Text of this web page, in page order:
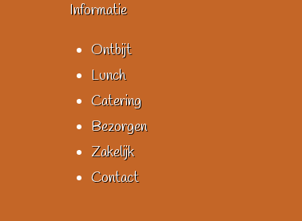
Informatie
Ontbijt
Lunch
Catering
Bezorgen
Zakelijk
Contact